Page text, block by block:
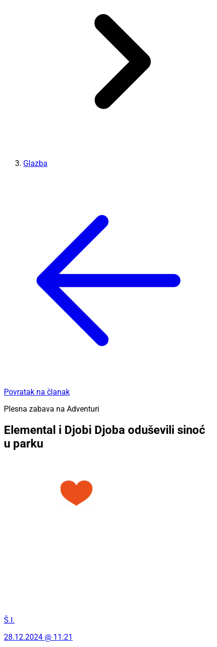
Glazba
Povratak na članak
Plesna zabava na Adventuri
Elemental i Djobi Djoba oduševili sinoć
u parku
Š.I.
28.12.2024 @ 11:21